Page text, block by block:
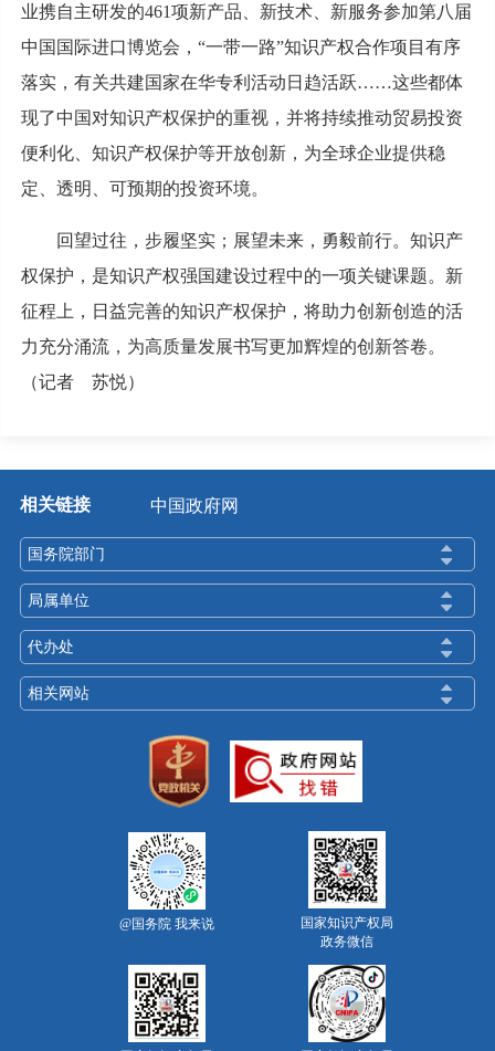
业携自主研发的461项新产品、新技术、新服务参加第八届
中国国际进口博览会，“一带一路”知识产权合作项目有序
落实，有关共建国家在华专利活动日趋活跃……这些都体
现了中国对知识产权保护的重视，并将持续推动贸易投资
便利化、知识产权保护等开放创新，为全球企业提供稳
定、透明、可预期的投资环境。
回望过往，步履坚实；展望未来，勇毅前行。知识产
权保护，是知识产权强国建设过程中的一项关键课题。新
征程上，日益完善的知识产权保护，将助力创新创造的活
力充分涌流，为高质量发展书写更加辉煌的创新答卷。
（记者 苏悦）
相关链接 中国政府网
国务院部门
局属单位
代办处
相关网站
@国务院 我来说
国家知识产权局
政务微信